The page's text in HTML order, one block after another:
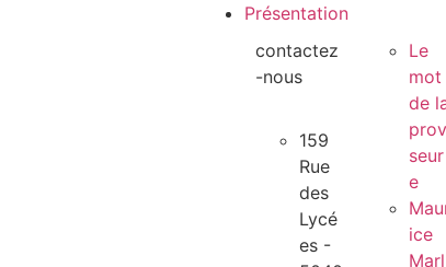
Présentation
contactez
-nous
159
Rue
des
Lycé
es -
Le
mot
de
seur
e
ice
Marl